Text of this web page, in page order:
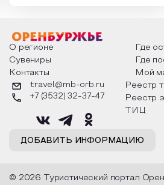
о том, как встречают новый год в
разных уголках страны, какие
обряды совершают на удачу и
благополучие, в чем схожи и
различаются традиции. Кто такой
Дед Мороз и откуда он пришел, как
его называют в разных уголках
страны и как появились елочные
О регионе
Где
Сувениры
Где
Контакты
Мой
ДОБАВИТЬ ИНФОРМАЦИЮ
travel@mb-orb.ru
+7 (3532) 32-37-47
Реестр
Реестр
ТИЦ
© 2026 Туристический портал